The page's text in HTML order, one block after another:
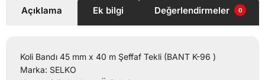
Açıklama Ek bilgi Değerlendirmeler 0
Koli Bandı 45 mm x 40 m Şeffaf Tekli (BANT K-96 )
Marka: SELKO